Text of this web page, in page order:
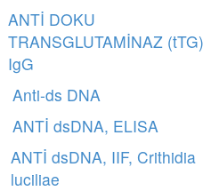
ANTİ DOKU
TRANSGLUTAMİNAZ (tTG)
IgG
Anti-ds DNA
ANTİ dsDNA, ELISA
ANTİ dsDNA, IIF, Crithidia
luciliae